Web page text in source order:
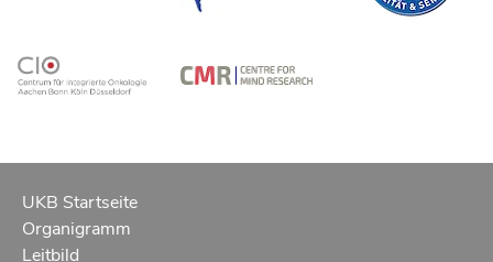
UKB Startseite
Organigramm
Leitbild